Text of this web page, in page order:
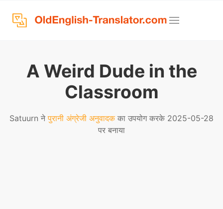
A Weird Dude in the
Classroom
Satuurn नेपुरानी अंग्रेजी अनुवादकका उपयोग करके 2025-05-28
पर बनाया